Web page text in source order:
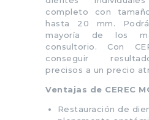
completo con
hasta 20 mm.
mayoría de los
consultorio. Con
conseguir
precisos a un precio
Ventajas de CEREC
Restauración de